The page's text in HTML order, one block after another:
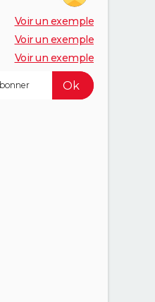
Voir un exemple
Voir un exemple
Voir un exemple